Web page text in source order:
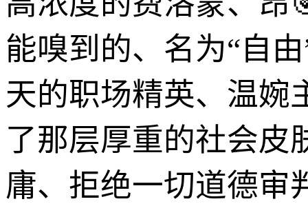
能嗅到的、名为“自
天的职场精英、温婉
了那层厚重的社会皮
庸、拒绝一切道德审